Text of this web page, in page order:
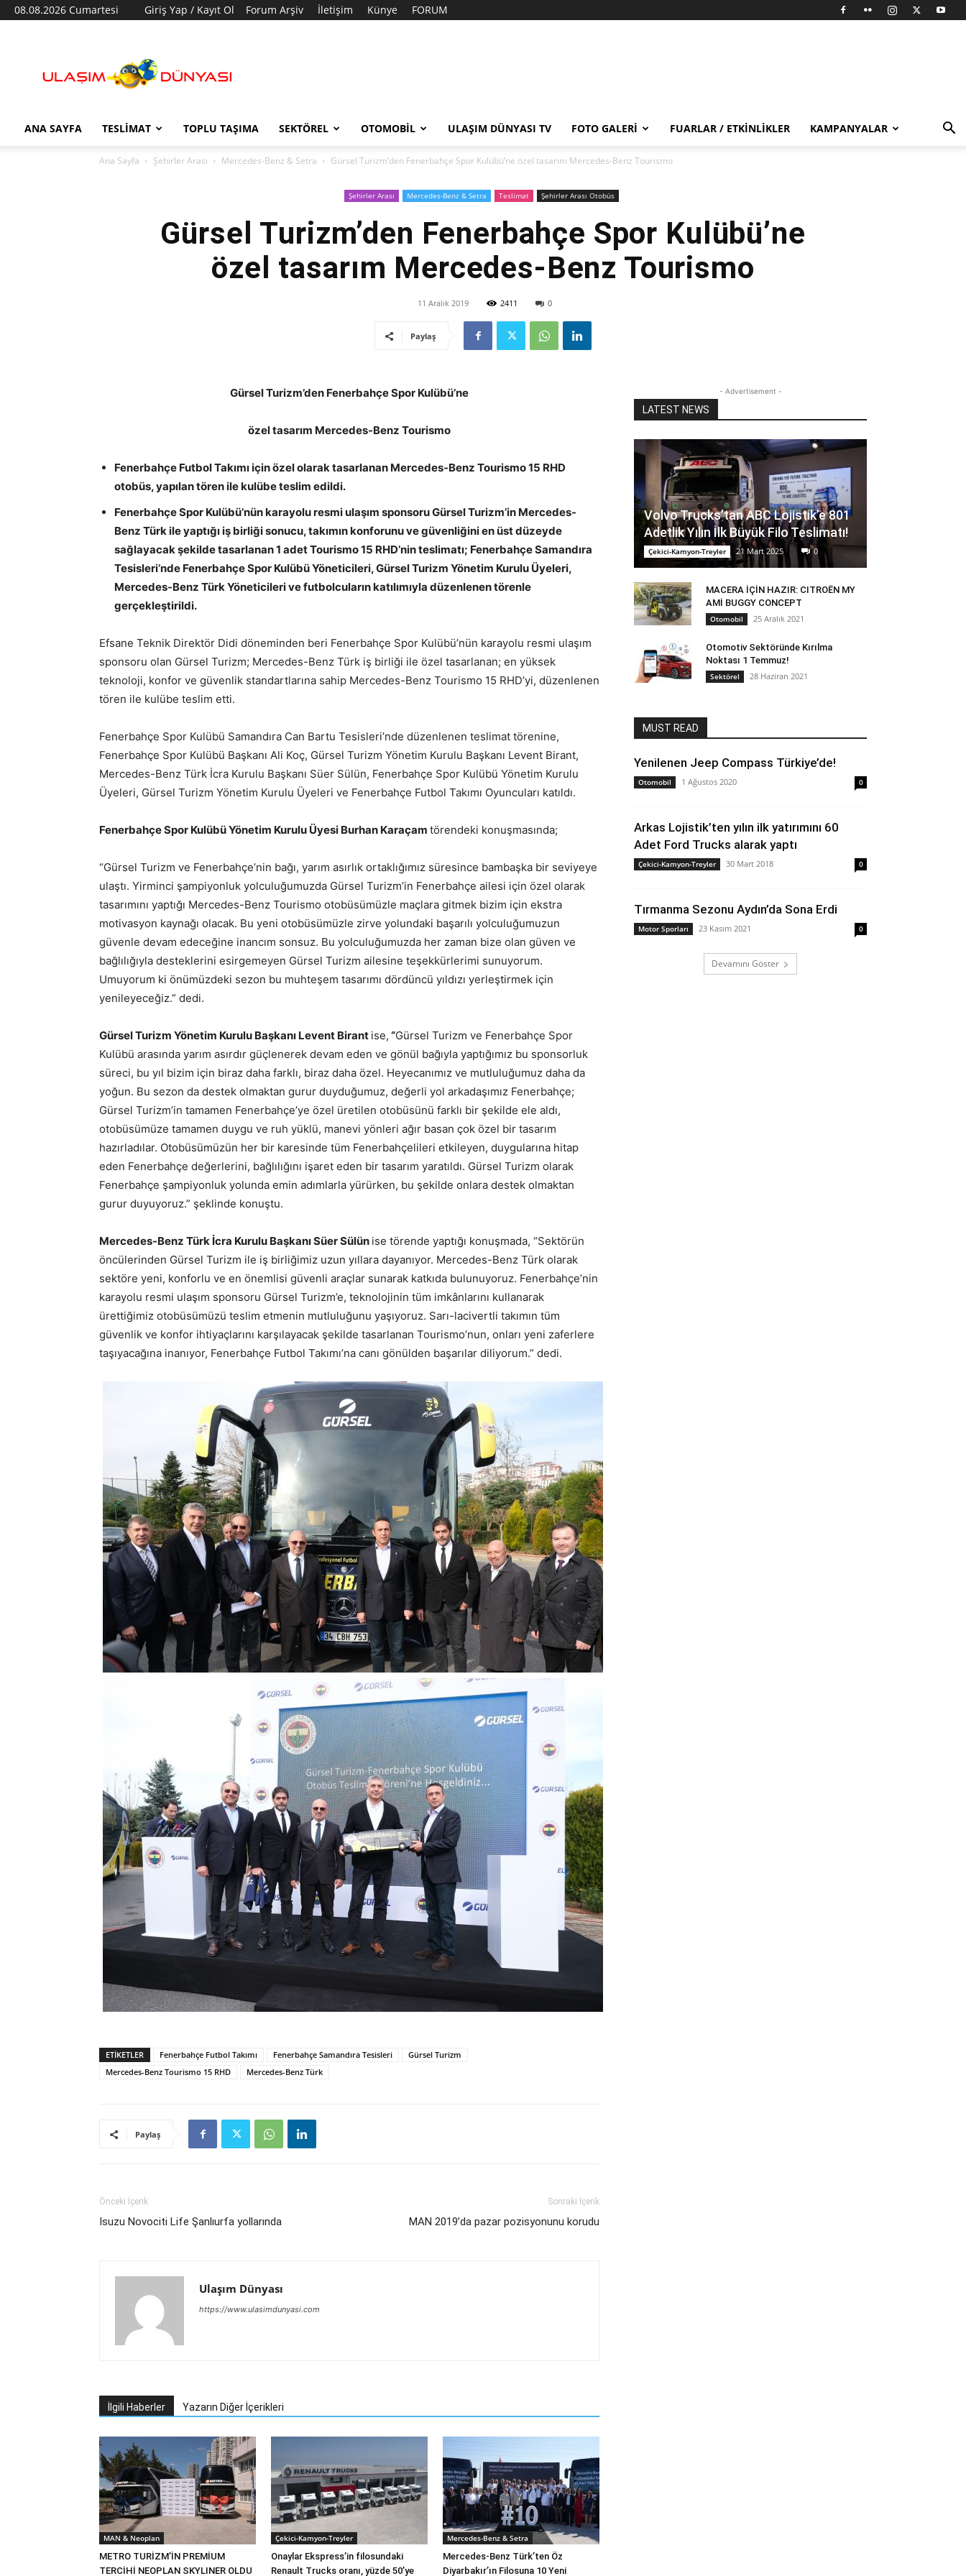
08.08.2026 Cumartesi Giriş Yap / Kayıt Ol Forum Arşiv İletişim Künye FORUM
Dünyası
ANA SAYFA TESLIMAT TOPLU TAŞIMA SEKTÖREL OTOMOBIL ULAŞIM DÜNYASI TV FOTO GALERI FUARLAR / ETKINLIKLER KAMPANYALAR
Ana Sayfa Şehirler Arası Mercedes-Benz & Setra Gürsel Turizm’den Fenerbahçe Spor Kulübü’ne özel tasarım Mercedes-Benz Tourismo
Şehirler Arası Mercedes-Benz & Setra Teslimat Şehirler Arası Otobüs
Gürsel Turizm’den Fenerbahçe Spor Kulübü’ne
özel tasarım Mercedes-Benz Tourismo
11 Aralık 2019 2411 0
Paylaş
Gürsel Turizm’den Fenerbahçe Spor Kulübü’ne
özel tasarım Mercedes-Benz Tourismo
Fenerbahçe Futbol Takımı için özel olarak tasarlanan Mercedes-Benz Tourismo 15 RHD
otobüs, yapılan tören ile kulübe teslim edildi.
Fenerbahçe Spor Kulübü’nün karayolu resmi ulaşım sponsoru Gürsel Turizm’in Mercedes-
Benz Türk ile yaptığı iş birliği sonucu, takımın konforunu ve güvenliğini en üst düzeyde
sağlayacak şekilde tasarlanan 1 adet Tourismo 15 RHD’nin teslimatı; Fenerbahçe Samandıra
Tesisleri’nde Fenerbahçe Spor Kulübü Yöneticileri, Gürsel Turizm Yönetim Kurulu Üyeleri,
Mercedes-Benz Türk Yöneticileri ve futbolcuların katılımıyla düzenlenen törenle
gerçekleştirildi.
Efsane Teknik Direktör Didi döneminden beri Fenerbahçe Spor Kulübü’nün karayolu resmi ulaşım
sponsoru olan Gürsel Turizm; Mercedes-Benz Türk iş birliği ile özel tasarlanan; en yüksek
teknoloji, konfor ve güvenlik standartlarına sahip Mercedes-Benz Tourismo 15 RHD’yi, düzenlenen
tören ile kulübe teslim etti.
Fenerbahçe Spor Kulübü Samandıra Can Bartu Tesisleri’nde düzenlenen teslimat törenine,
Fenerbahçe Spor Kulübü Başkanı Ali Koç, Gürsel Turizm Yönetim Kurulu Başkanı Levent Birant,
Mercedes-Benz Türk İcra Kurulu Başkanı Süer Sülün, Fenerbahçe Spor Kulübü Yönetim Kurulu
Üyeleri, Gürsel Turizm Yönetim Kurulu Üyeleri ve Fenerbahçe Futbol Takımı Oyuncuları katıldı.
Fenerbahçe Spor Kulübü Yönetim Kurulu Üyesi Burhan Karaçam törendeki konuşmasında;
“Gürsel Turizm ve Fenerbahçe’nin bağı, yarım asırlık ortaklığımız süresince bambaşka bir seviyeye
ulaştı. Yirminci şampiyonluk yolculuğumuzda Gürsel Turizm’in Fenerbahçe ailesi için özel olarak
tasarımını yaptığı Mercedes-Benz Tourismo otobüsümüzle maçlara gitmek bizim için ekstra
motivasyon kaynağı olacak. Bu yeni otobüsümüzle zirve yolundaki başarılı yolculuğumuzun
güvenle devam edeceğine inancım sonsuz. Bu yolculuğumuzda her zaman bize olan güven ve
bağlılığıyla desteklerini esirgemeyen Gürsel Turizm ailesine teşekkürlerimi sunuyorum.
Umuyorum ki önümüzdeki sezon bu muhteşem tasarımı dördüncü yıldızı yerleştirmek için
yenileyeceğiz.” dedi.
Gürsel Turizm Yönetim Kurulu Başkanı Levent Birant ise, “Gürsel Turizm ve Fenerbahçe Spor
Kulübü arasında yarım asırdır güçlenerek devam eden ve gönül bağıyla yaptığımız bu sponsorluk
süreci, bu yıl bizim için biraz daha farklı, biraz daha özel. Heyecanımız ve mutluluğumuz daha da
yoğun. Bu sezon da destek olmaktan gurur duyduğumuz, değerli yol arkadaşımız Fenerbahçe;
Gürsel Turizm’in tamamen Fenerbahçe’ye özel üretilen otobüsünü farklı bir şekilde ele aldı,
otobüsümüze tamamen duygu ve ruh yüklü, manevi yönleri ağır basan çok özel bir tasarım
hazırladılar. Otobüsümüzün her bir karesinde tüm Fenerbahçelileri etkileyen, duygularına hitap
eden Fenerbahçe değerlerini, bağlılığını işaret eden bir tasarım yaratıldı. Gürsel Turizm olarak
Fenerbahçe şampiyonluk yolunda emin adımlarla yürürken, bu şekilde onlara destek olmaktan
gurur duyuyoruz.” şeklinde konuştu.
Mercedes-Benz Türk İcra Kurulu Başkanı Süer Sülün ise törende yaptığı konuşmada, “Sektörün
öncülerinden Gürsel Turizm ile iş birliğimiz uzun yıllara dayanıyor. Mercedes-Benz Türk olarak
sektöre yeni, konforlu ve en önemlisi güvenli araçlar sunarak katkıda bulunuyoruz. Fenerbahçe’nin
karayolu resmi ulaşım sponsoru Gürsel Turizm’e, teknolojinin tüm imkânlarını kullanarak
ürettiğimiz otobüsümüzü teslim etmenin mutluluğunu yaşıyoruz. Sarı-lacivertli takımın tüm
güvenlik ve konfor ihtiyaçlarını karşılayacak şekilde tasarlanan Tourismo’nun, onları yeni zaferlere
taşıyacağına inanıyor, Fenerbahçe Futbol Takımı’na canı gönülden başarılar diliyorum.” dedi.
ETIKETLER Fenerbahçe Futbol Takımı Fenerbahçe Samandıra Tesisleri
Gürsel Turizm
Mercedes-Benz Tourismo 15 RHD
Mercedes-Benz Türk
Paylaş
Önceki İçerik
Isuzu Novociti Life Şanlıurfa yollarında
Sonraki İçerik
MAN 2019’da pazar pozisyonunu korudu
Ulaşım Dünyası
https://www.ulasimdunyasi.com
İlgili Haberler Yazarın Diğer İçerikleri
MAN & Neoplan
METRO TURİZM’İN PREMİUM
TERCİHİ NEOPLAN SKYLINER OLDU
Çekici-Kamyon-Treyler
Onaylar Ekspress’in filosundaki
Renault Trucks oranı, yüzde 50’ye
Mercedes-Benz & Setra
Mercedes-Benz Türk’ten Öz
Diyarbakır’ın Filosuna 10 Yeni
- Advertisement -
LATEST NEWS
Volvo Trucks’tan ABC Lojistik’e 801
Adetlik Yılın İlk Büyük Filo Teslimatı!
Çekici-Kamyon-Treyler 21 Mart 2025 0
MACERA İÇİN HAZIR: CITROËN MY
AMİ BUGGY CONCEPT
Otomobil 25 Aralık 2021
Otomotiv Sektöründe Kırılma
Noktası 1 Temmuz!
Sektörel 28 Haziran 2021
MUST READ
Yenilenen Jeep Compass Türkiye’de!
Otomobil 1 Ağustos 2020 0
Arkas Lojistik’ten yılın ilk yatırımını 60
Adet Ford Trucks alarak yaptı
Çekici-Kamyon-Treyler 30 Mart 2018 0
Tırmanma Sezonu Aydın’da Sona Erdi
Motor Sporları 23 Kasım 2021 0
Devamını Göster